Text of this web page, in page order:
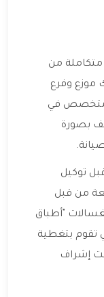
من
موزع وفرع
متخصص في
بصورة
توكيل
من قبل
"أطباق
تقوم بتغطية
إشراف